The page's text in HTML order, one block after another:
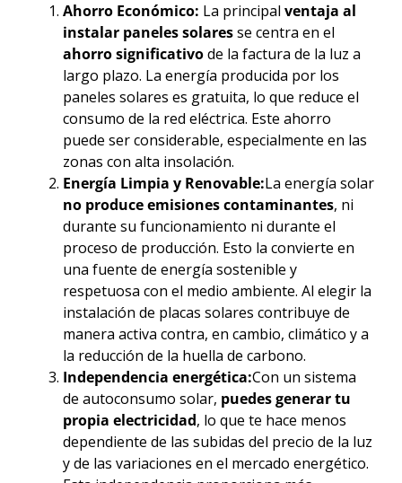
Ahorro Económico: La principal ventaja al
instalar paneles solaresse centra en el
ahorro significativode la factura de la luz a
largo plazo. La energía producida por los
paneles solares es gratuita, lo que reduce el
consumo de la red eléctrica. Este ahorro
puede ser considerable, especialmente en las
zonas con alta insolación.
Energía Limpia y Renovable:La energía solar
no produce emisiones contaminantes, ni
durante su funcionamiento ni durante el
proceso de producción. Esto la convierte en
una fuente de energía sostenible y
respetuosa con el medio ambiente. Al elegir la
instalación de placas solares contribuye de
manera activa contra, en cambio, climático y a
la reducción de la huella de carbono.
Independencia energética:Con un sistema
de autoconsumo solar, puedes generar tu
propia electricidad, lo que te hace menos
dependiente de las subidas del precio de la luz
y de las variaciones en el mercado energético.